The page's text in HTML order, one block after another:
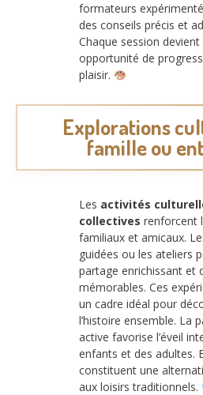
formateurs
des conseils précis et
Chaque session devient
opportunité de
plaisir.
Explorations
famille ou
Les activités
collectives renforcent
familiaux et amicaux.
guidées ou les ateliers
partage enrichissant et
mémorables. Ces
un cadre idéal pour
l’histoire ensemble. La
active favorise l’éveil
enfants et des adultes.
constituent une
aux loisirs traditionnels.